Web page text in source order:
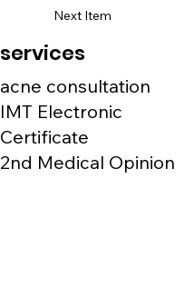
Next Item
services
acne consultation
IMT Electronic
Certificate
2nd Medical Opinion